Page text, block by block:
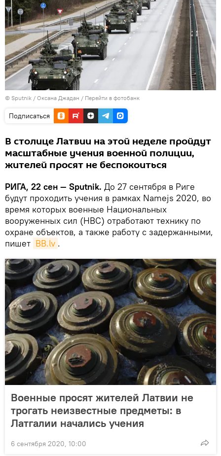
© Sputnik / Оксана Джадан / Перейти в фотобанк
Подписаться
В столице Латвии на этой неделе пройдут
масштабные учения военной полиции,
жителей просят не беспокоиться
РИГА, 22 сен — Sputnik. До 27 сентября в Риге
будут проходить учения в рамках Namejs 2020, во
время которых военные Национальных
вооруженных сил (НВС) отработают технику по
охране объектов, а также работу с задержанными,
пишет ВВ.lv .
Военные просят жителей Латвии не
трогать неизвестные предметы: в
Латгалии начались учения
6 сентября 2020, 10:00